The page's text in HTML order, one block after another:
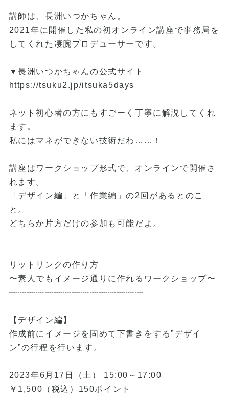
講師は、長洲いつかちゃん。
2021年に開催した私の初オンライン講座で事務局を
してくれた凄腕プロデューサーです。
▼長洲いつかちゃんの公式サイト
https://tsuku2.jp/itsuka5days
ネット初心者の方にもすごーく丁寧に解説してくれ
ます。
私にはマネができない技術だわ……！
講座はワークショップ形式で、オンラインで開催さ
れます。
「デザイン編」と「作業編」の2回があるとのこ
と。
どちらか片方だけの参加も可能だよ。
┈┈┈┈┈┈┈┈┈┈┈┈┈┈┈
リットリンクの作り方
〜素人でもイメージ通りに作れるワークショップ〜
┈┈┈┈┈┈┈┈┈┈┈┈┈┈┈
【デザイン編】
作成前にイメージを固めて下書きをする”デザイ
ン”の行程を行います。
2023年6月17日（土） 15:00～17:00
￥1,500（税込）150ポイント